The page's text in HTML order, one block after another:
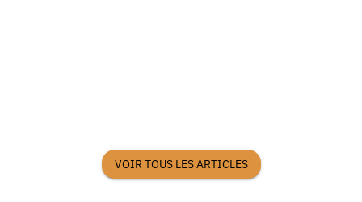
VOIR TOUS LES ARTICLES